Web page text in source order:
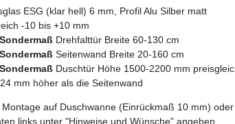
ESG (klar hell) 6 mm, Profil Alu Silber matt
-10 bis +10 mm
Drehfalttür Breite 60-130 cm
Seitenwand Breite 20-160 cm
Duschtür Höhe 1500-2200 mm
mm höher als die Seitenwand
auf Duschwanne (Einrückmaß 10 mm)
links unter "Hinweise und Wünsche" angeben